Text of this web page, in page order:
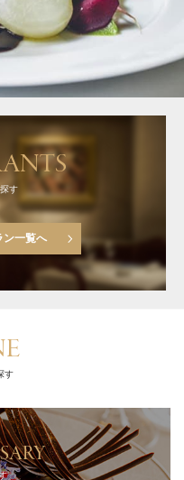
す
ン一覧へ
す